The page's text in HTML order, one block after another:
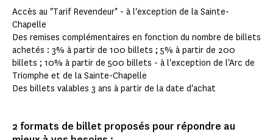
Accès au "Tarif Revendeur" - à l'exception de la Sainte-
Chapelle
Des remises complémentaires en fonction du nombre de billets
achetés : 3% à partir de 100 billets ; 5% à partir de 200
billets ; 10% à partir de 500 billets - à l'exception de l'Arc de
Triomphe et de la Sainte-Chapelle
Des billets valables 3 ans à partir de la date d'achat
2 formats de billet proposés pour répondre au